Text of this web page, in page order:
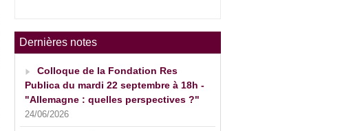
Dernières notes
Colloque de la Fondation Res
Publica du mardi 22 septembre à 18h -
"Allemagne : quelles perspectives ?"
24/06/2026